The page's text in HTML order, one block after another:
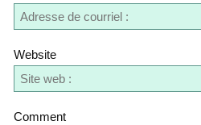
Website
Comment